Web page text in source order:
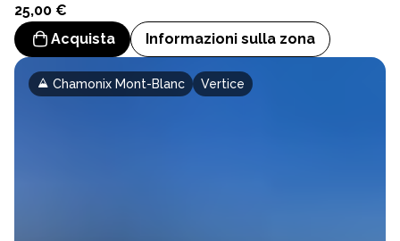
25,00 €
Acquista
Informazioni sulla zona
Chamonix Mont-Blanc Vertice